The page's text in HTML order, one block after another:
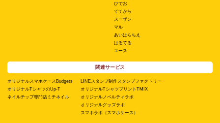
ひでお
ててから
スーザン
マル
あいはらちえ
はるてる
エース
関連サービス
オリジナルスマホケースBudgets
オリジナルTシャツのUp-T
ネイルチップ専門店ミチネイル
LINEスタンプ制作スタンプファクトリー
オリジナルTシャツプリントTMIX
オリジナルノベルティラボ
オリジナルグッズラボ
スマホラボ（スマホケース）